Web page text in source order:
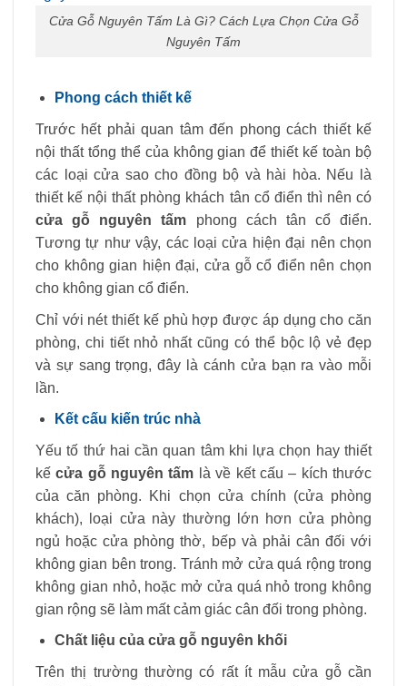
Cửa Gỗ Nguyên Tấm Là Gì? Cách Lựa Chọn Cửa Gỗ
Nguyên Tấm
Phong cách thiết kế
Trước hết phải quan tâm đến phong cách thiết kế
nội thất tổng thể của không gian để thiết kế toàn bộ
các loại cửa sao cho đồng bộ và hài hòa. Nếu là
thiết kế nội thất phòng khách tân cổ điển thì nên có
cửa gỗ nguyên tấm phong cách tân cổ điển.
Tương tự như vậy, các loại cửa hiện đại nên chọn
cho không gian hiện đại, cửa gỗ cổ điển nên chọn
cho không gian cổ điển.
Chỉ với nét thiết kế phù hợp được áp dụng cho căn
phòng, chi tiết nhỏ nhất cũng có thể bộc lộ vẻ đẹp
và sự sang trọng, đây là cánh cửa bạn ra vào mỗi
lần.
Kết cấu kiến trúc nhà
Yếu tố thứ hai cần quan tâm khi lựa chọn hay thiết
kếcửa gỗ nguyên tấm là về kết cấu – kích thước
của căn phòng. Khi chọn cửa chính (cửa phòng
khách), loại cửa này thường lớn hơn cửa phòng
ngủ hoặc cửa phòng thờ, bếp và phải cân đối với
không gian bên trong. Tránh mở cửa quá rộng trong
không gian nhỏ, hoặc mở cửa quá nhỏ trong không
gian rộng sẽ làm mất cảm giác cân đối trong phòng.
Chất liệu của cửa gỗ nguyên khối
Trên thị trường thường có rất ít mẫu cửa gỗ cần